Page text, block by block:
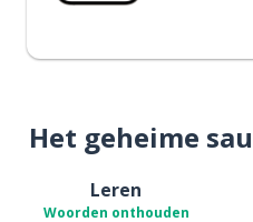
Het geheime
Leren
Woorden onthouden